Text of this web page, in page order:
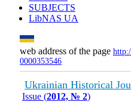
SUBJECTS
LibNAS UA
web address of the page
0000353546
Ukrainian Historical
Issue (2012, № 2)